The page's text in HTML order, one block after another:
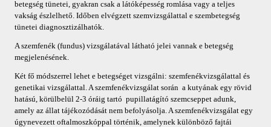
betegség tünetei, gyakran csak a látóképesség romlása vagy a teljes
vakság észlelhető. Időben elvégzett szemvizsgálattal e szembetegség
tünetei diagnosztizálhatók.
A szemfenék (fundus) vizsgálatával látható jelei vannak e betegség
megjelenésének.
Két fő módszerrel lehet e betegséget vizsgálni: szemfenékvizsgálattal és
genetikai vizsgálattal. A szemfenékvizsgálat során a kutyának egy rövid
hatású, körülbelül 2-3 óráig tartó pupillatágító szemcseppet adunk,
amely az állat tájékozódását nem befolyásolja. A szemfenékvizsgálat egy
úgynevezett oftalmoszkóppal történik, amelynek különböző fajtái